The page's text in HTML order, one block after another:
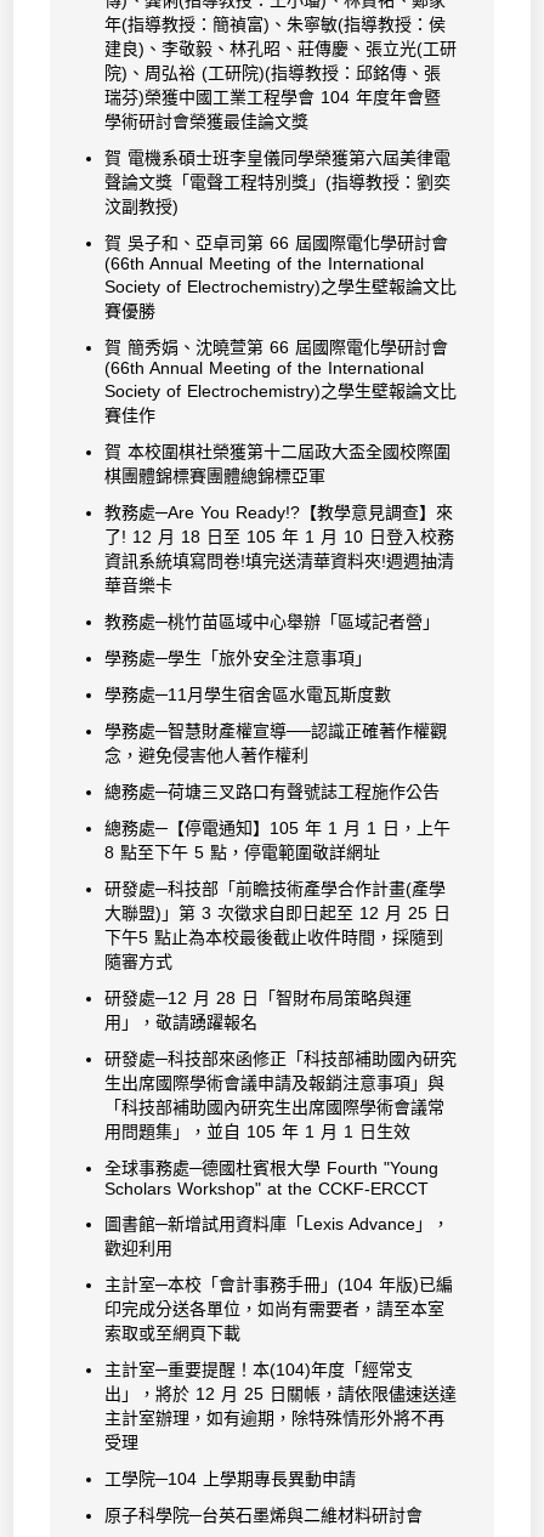
年(指導教授：簡禎富)、朱寧敏(指導教授：侯
建良)、李敬毅、林孔昭、莊傳慶、張立光(工研
院)、周弘裕 (工研院)(指導教授：邱銘傳、張
瑞芬)榮獲中國工業工程學會 104 年度年會暨
學術研討會榮獲最佳論文獎
賀 電機系碩士班李皇儀同學榮獲第六屆美律電
聲論文獎「電聲工程特別獎」(指導教授：劉奕
汶副教授)
賀 吳子和、亞卓司第 66 屆國際電化學研討會
(66th Annual Meeting of the International
Society of Electrochemistry)之學生壁報論文比
賽優勝
賀 簡秀娟、沈曉萱第 66 屆國際電化學研討會
(66th Annual Meeting of the International
Society of Electrochemistry)之學生壁報論文比
賽佳作
賀 本校圍棋社榮獲第十二屆政大盃全國校際圍
棋團體錦標賽團體總錦標亞軍
教務處─Are You Ready!?【教學意見調查】來
了! 12 月 18 日至 105 年 1 月 10 日登入校務
資訊系統填寫問卷!填完送清華資料夾!週週抽清
華音樂卡
教務處─桃竹苗區域中心舉辦「區域記者營」
學務處─學生「旅外安全注意事項」
學務處─11月學生宿舍區水電瓦斯度數
學務處─智慧財產權宣導──認識正確著作權觀
念，避免侵害他人著作權利
總務處─荷塘三叉路口有聲號誌工程施作公告
總務處─【停電通知】105 年 1 月 1 日，上午
8 點至下午 5 點，停電範圍敬詳網址
研發處─科技部「前瞻技術產學合作計畫(產學
大聯盟)」第 3 次徵求自即日起至 12 月 25 日
下午5 點止為本校最後截止收件時間，採隨到
隨審方式
研發處─12 月 28 日「智財布局策略與運
用」，敬請踴躍報名
研發處─科技部來函修正「科技部補助國內研究
生出席國際學術會議申請及報銷注意事項」與
「科技部補助國內研究生出席國際學術會議常
用問題集」，並自 105 年 1 月 1 日生效
全球事務處─德國杜賓根大學 Fourth "Young
Scholars Workshop" at the CCKF-ERCCT
圖書館─新增試用資料庫「Lexis Advance」，
歡迎利用
主計室─本校「會計事務手冊」(104 年版)已編
印完成分送各單位，如尚有需要者，請至本室
索取或至網頁下載
主計室─重要提醒！本(104)年度「經常支
出」，將於 12 月 25 日關帳，請依限儘速送達
主計室辦理，如有逾期，除特殊情形外將不再
受理
工學院─104 上學期專長異動申請
原子科學院─台英石墨烯與二維材料研討會